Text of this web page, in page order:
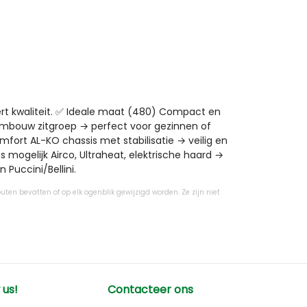
kwaliteit. ✅ Ideale maat (480) Compact en
zitgroep → perfect voor gezinnen of
AL-KO chassis met stabilisatie → veilig en
mogelijk Airco, Ultraheat, elektrische haard →
Puccini/Bellini.
bevatten of op elk ogenblik gewijzigd worden. Ze zijn niet
Contacteer ons